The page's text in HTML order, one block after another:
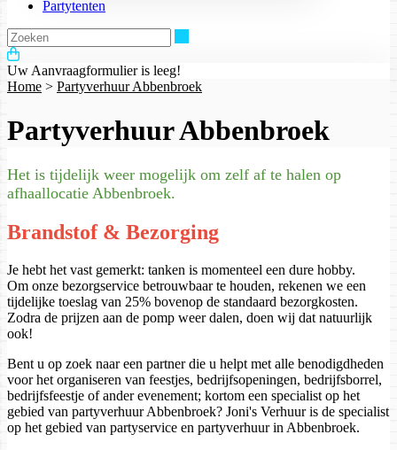
Partytenten
Uw Aanvraagformulier is leeg!
Home > Partyverhuur Abbenbroek
Partyverhuur Abbenbroek
Het is tijdelijk weer mogelijk om zelf af te halen op
afhaallocatie Abbenbroek.
Brandstof & Bezorging
Je hebt het vast gemerkt: tanken is momenteel een dure hobby.
Om onze bezorgservice betrouwbaar te houden, rekenen we een
tijdelijke toeslag van 25% bovenop de standaard bezorgkosten.
Zodra de prijzen aan de pomp weer dalen, doen wij dat natuurlijk
ook!
Bent u op zoek naar een partner die u helpt met alle benodigdheden
voor het organiseren van feestjes, bedrijfsopeningen, bedrijfsborrel,
bedrijfsfeestje of ander evenement; kortom een specialist op het
gebied van partyverhuur Abbenbroek? Joni's Verhuur is de specialist
op het gebied van partyservice en partyverhuur in Abbenbroek.